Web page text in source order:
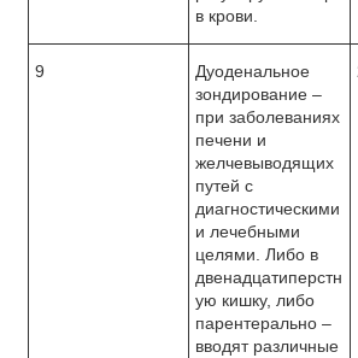
в крови.
9
Дуоденальное
зондирование –
при заболеваниях
печени и
желчевыводящих
путей с
диагностическими
и лечебными
целями. Либо в
двенадцатиперстн
ую кишку, либо
парентерально –
вводят различные